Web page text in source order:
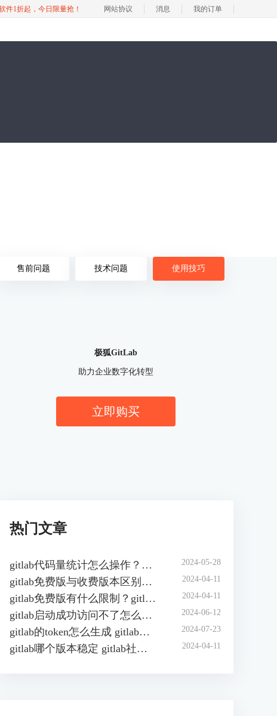
件1折起，今日限量抢！ 网站协议 消息 我的订单
售前问题 技术问题 使用技巧
极狐GitLab
助力企业数字化转型
立即购买
热门文章
gitlab代码量统计怎么操作？如何在gitlab中自动统计代码行数？ 2024-05-28
gitlab免费版与收费版本区别？gitlab企业版怎样收费？ 2024-04-11
gitlab免费版有什么限制？gitlab免费版可以几人用？ 2024-04-11
gitlab启动成功访问不了怎么办？gitlab无法访问页面有哪些原因？ 2024-06-12
gitlab的token怎么生成 gitlab的access token怎么查询 2024-07-23
gitlab哪个版本稳定 gitlab社区版和企业版的区别 2024-04-11